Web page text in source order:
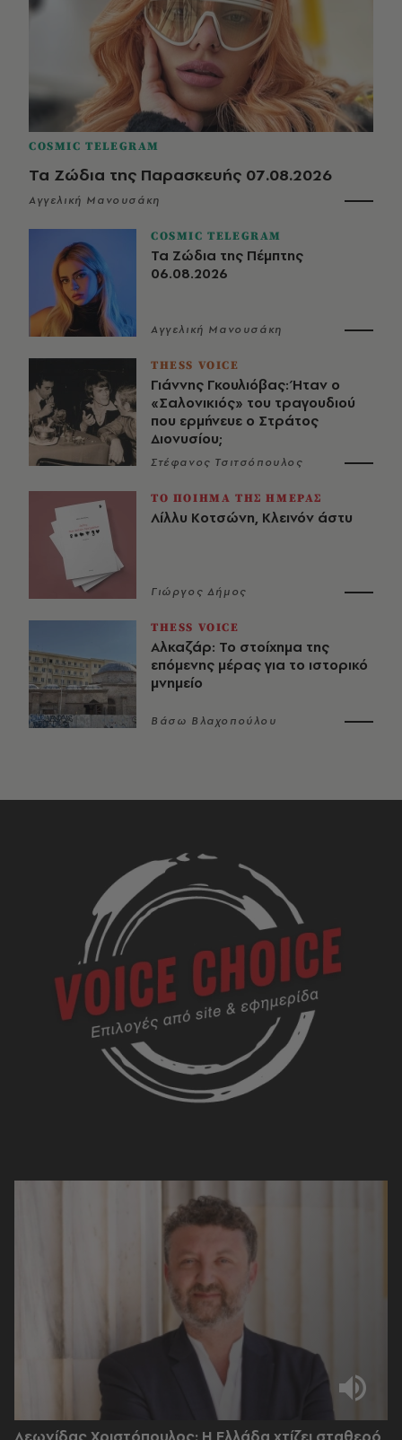
COSMIC TELEGRAM
Τα Ζώδια της Παρασκευής 07.08.2026
Αγγελική Μανουσάκη
COSMIC TELEGRAM
Τα Ζώδια της Πέμπτης
06.08.2026
Αγγελική Μανουσάκη
THESS VOICE
Γιάννης Γκουλιόβας: Ήταν ο
«Σαλονικιός» του τραγουδιού
που ερμήνευε ο Στράτος
Διονυσίου;
Στέφανος Τσιτσόπουλος
ΤΟ ΠΟΙΗΜΑ ΤΗΣ ΗΜΕΡΑΣ
Λίλλυ Κοτσώνη, Κλεινόν άστυ
Γιώργος Δήμος
THESS VOICE
Αλκαζάρ: Το στοίχημα της
επόμενης μέρας για το ιστορικό
μνημείο
Βάσω Βλαχοπούλου